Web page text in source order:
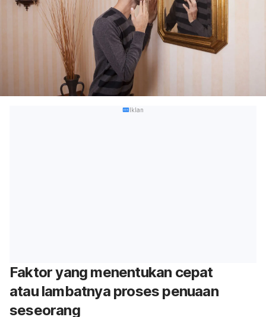
Iklan
Faktor yang menentukan cepat
atau lambatnya proses penuaan
seseorang